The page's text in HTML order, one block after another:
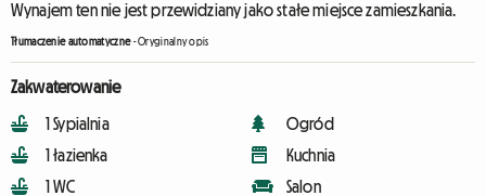
Wynajem ten nie jest przewidziany jako stałe miejsce zamieszkania.
Tłumaczenie automatyczne-Oryginalny opis
Zakwaterowanie
1 Sypialnia
1 łazienka
1 WC
Ogród
Kuchnia
Salon